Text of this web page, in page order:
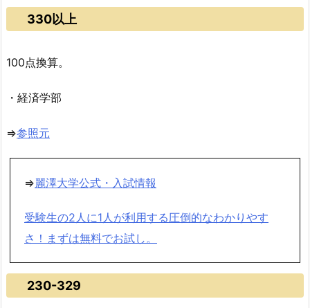
330以上
100点換算。
・経済学部
⇒参照元
⇒麗澤大学公式・入試情報
受験生の2人に1人が利用する圧倒的なわかりやす
さ！まずは無料でお試し。
230-329